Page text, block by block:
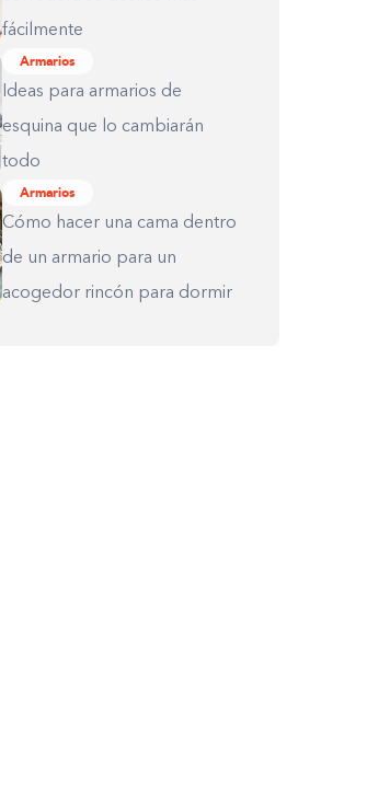
fácilmente
Armarios
Ideas para armarios de
esquina que lo cambiarán
todo
Armarios
Cómo hacer una cama dentro
de un armario para un
acogedor rincón para dormir